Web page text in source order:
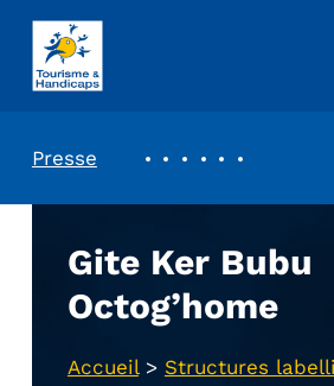
ASSOCIATION TOURISME ET HANDICAPS
Presse
Gite Ker Bubu
Octog’home
Accueil> Structures